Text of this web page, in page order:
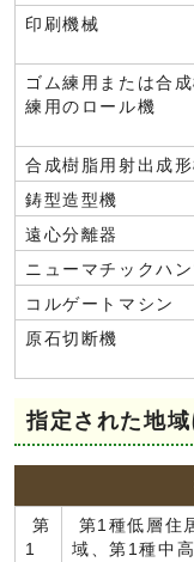
印刷機械
ゴム練用または合
練用のロール機
合成樹脂用射出成形
鋳型造型機
遠心分離器
ニューマチックハ
コルゲートマシン
原石切断機
指定された地
第
1
第1種低層住
域、第1種中